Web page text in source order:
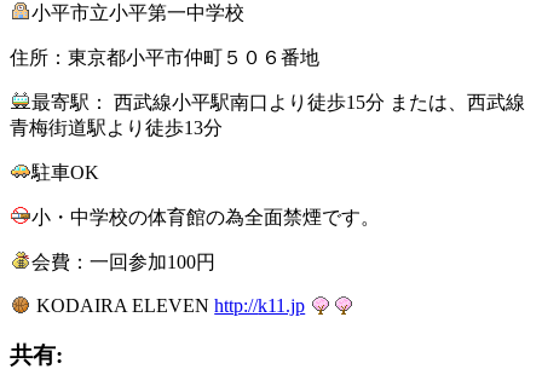
小平市立小平第一中学校
住所：東京都小平市仲町５０６番地
最寄駅： 西武線小平駅南口より徒歩15分 または、西武線
青梅街道駅より徒歩13分
駐車OK
小・中学校の体育館の為全面禁煙です。
会費：一回参加100円
KODAIRA ELEVENhttp://k11.jp
共有: